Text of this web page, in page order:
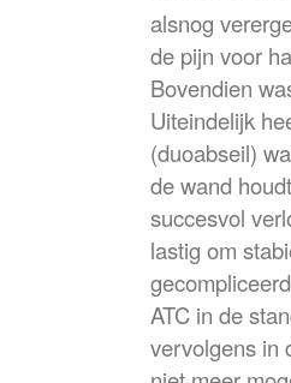
alsnog
de pijn voor
Bovendien
Uiteindelijk
(duoabseil)
de wand
succesvol
lastig om
ATC in de
vervolgens in